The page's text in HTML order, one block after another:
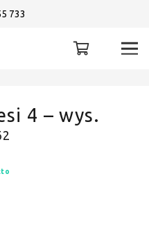
733
4 – wys.